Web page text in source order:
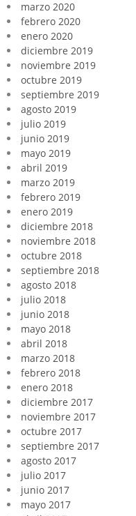
marzo 2020
febrero 2020
enero 2020
diciembre 2019
noviembre 2019
octubre 2019
septiembre 2019
agosto 2019
julio 2019
junio 2019
mayo 2019
abril 2019
marzo 2019
febrero 2019
enero 2019
diciembre 2018
noviembre 2018
octubre 2018
septiembre 2018
agosto 2018
julio 2018
junio 2018
mayo 2018
abril 2018
marzo 2018
febrero 2018
enero 2018
diciembre 2017
noviembre 2017
octubre 2017
septiembre 2017
agosto 2017
julio 2017
junio 2017
mayo 2017